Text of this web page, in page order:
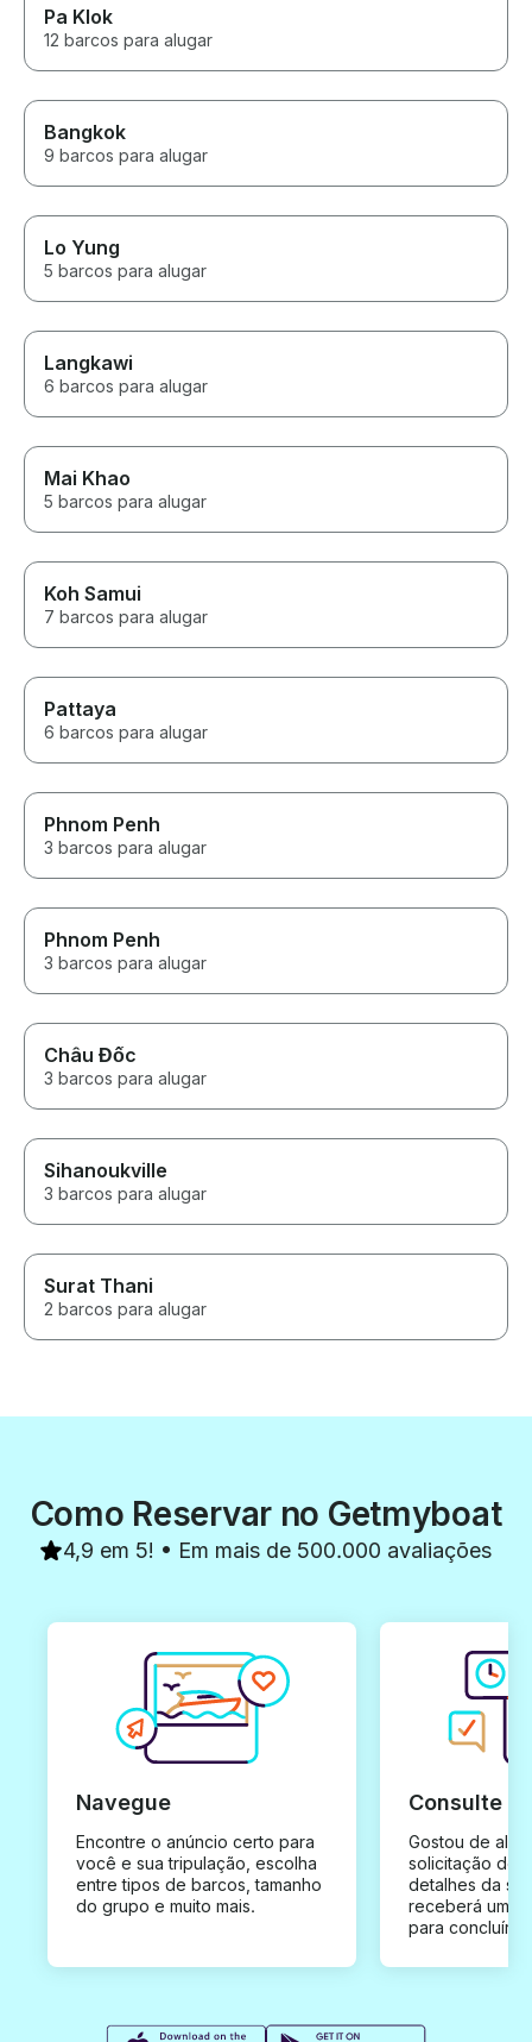
Pa Klok
12 barcos para alugar
Bangkok
9 barcos para alugar
Lo Yung
5 barcos para alugar
Langkawi
6 barcos para alugar
Mai Khao
5 barcos para alugar
Koh Samui
7 barcos para alugar
Pattaya
6 barcos para alugar
Phnom Penh
3 barcos para alugar
Phnom Penh
3 barcos para alugar
Châu Đốc
3 barcos para alugar
Sihanoukville
3 barcos para alugar
Surat Thani
2 barcos para alugar
Como Reservar no Getmyboat
4,9 em 5! • Em mais de 500.000 avaliações
Navegue
Encontre o anúncio certo para
você e sua tripulação, escolha
entre tipos de barcos, tamanho
do grupo e muito mais.
Consulte e
Gostou de
solicitação de
detalhes da
receberá uma
para concluír a